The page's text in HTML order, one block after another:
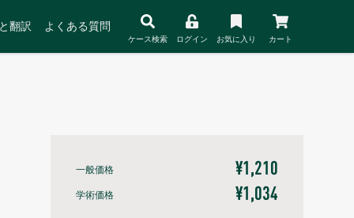
翻訳 よくある質問
ケース検索 ログイン お気に入り カート
一般価格 ¥1,210
学術価格 ¥1,034